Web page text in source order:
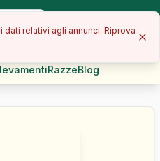
relativi agli annunci. Riprova
RazzeBlog